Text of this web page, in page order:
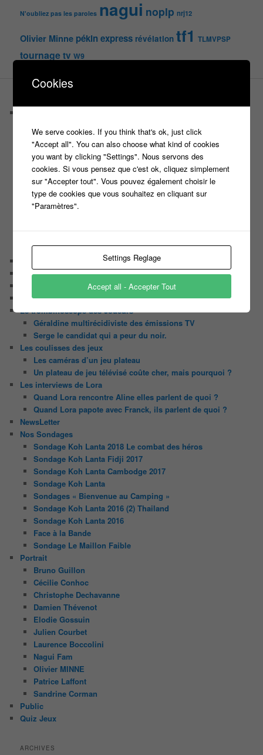
N'oubliez pas les paroles nagui noplp nrj12
Olivier Minne pékin express révélation tf1 TLMVPSP
tournagetv W9
C’est quoi un directeur de casting ?
Harry
Motus
Slam
C’est quoi un casting ?
Tous les castings
Les 12 coups de midi
Tout le monde veut prendre sa place
Contact
Le candidat masqué
Le trombinoscope des Joueurs
Géraldine multirécidiviste des émissions TV
Serge le candidat qui a peur du noir.
Les coulisses des jeux
Les caméras d’un jeu plateau
Un plateau de jeu télévisé coûte cher, mais pourquoi ?
Les interviews de Lora
Quand Lora rencontre Aline elles parlent de quoi ?
Quand Lora papote avec Franck, ils parlent de quoi ?
NewsLetter
Nos Sondages
Sondage Koh Lanta 2018 Le combat des héros
Sondage Koh Lanta Fidji 2017
Sondage Koh Lanta Cambodge 2017
Sondage Koh Lanta
Sondages « Bienvenue au Camping »
Sondage Koh Lanta 2016 (2) Thailand
Sondage Koh Lanta 2016
Face à la Bande
Sondage Le Maillon Faible
Portrait
Bruno Guillon
Cécilie Conhoc
Christophe Dechavanne
Damien Thévenot
Elodie Gossuin
Julien Courbet
Laurence Boccolini
Nagui Fam
Olivier MINNE
Patrice Laffont
Sandrine Corman
Public
Quiz Jeux
ARCHIVES
Cookies
We serve cookies. If you think that's ok, just click
"Accept all". You can also choose what kind of cookies
you want by clicking "Settings". Nous servons des
cookies. Si vous pensez que c'est ok, cliquez simplement
sur "Accepter tout". Vous pouvez également choisir le
type de cookies que vous souhaitez en cliquant sur
"Paramètres".
Settings Reglage
Accept all - Accepter Tout